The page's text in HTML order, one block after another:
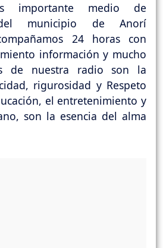
importante medio de
del municipio de Anorí
24 horas con
información y mucho
de nuestra radio son la
rigurosidad y Respeto
el entretenimiento y
son la esencia del alma